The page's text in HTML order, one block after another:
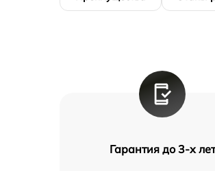
Гарантия до 3-х лет